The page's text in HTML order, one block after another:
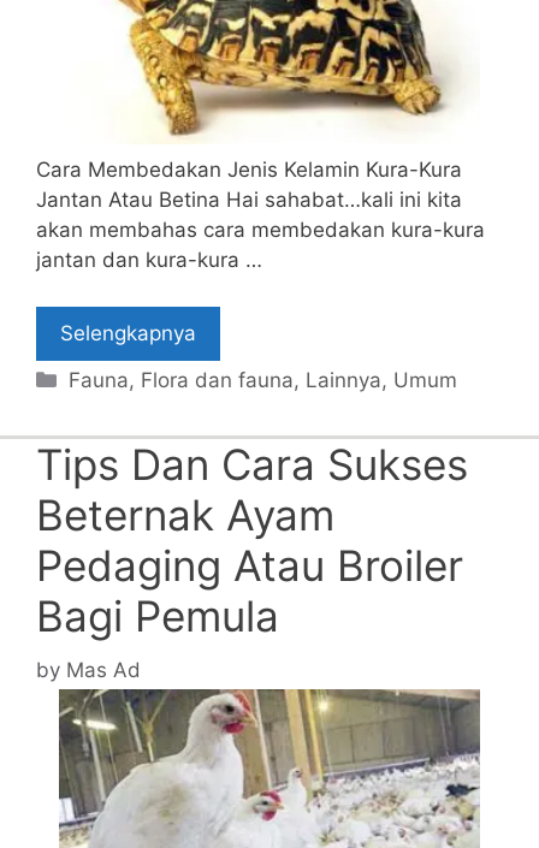
Cara Membedakan Jenis Kelamin Kura-Kura
Jantan Atau Betina Hai sahabat…kali ini kita
akan membahas cara membedakan kura-kura
jantan dan kura-kura …
Selengkapnya
Categories
Fauna, Flora dan fauna, Lainnya, Umum
Tips Dan Cara Sukses
Beternak Ayam
Pedaging Atau Broiler
Bagi Pemula
by Mas Ad